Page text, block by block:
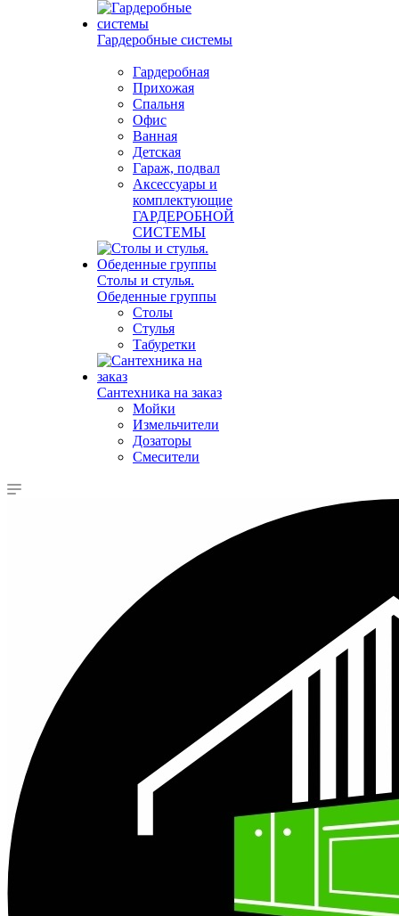
Гардеробные системы
Гардеробная
Прихожая
Спальня
Офис
Ванная
Детская
Гараж, подвал
Аксессуары и
комплектующие
ГАРДЕРОБНОЙ
СИСТЕМЫ
Столы и стулья.
Обеденные группы
Столы
Стулья
Табуретки
Сантехника на заказ
Мойки
Измельчители
Дозаторы
Смесители